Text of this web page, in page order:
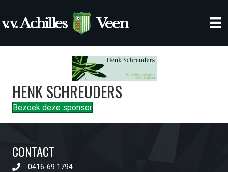
HENK SCHREUDERS
Bezoek deze sponsor
CONTACT
0416-69 1794